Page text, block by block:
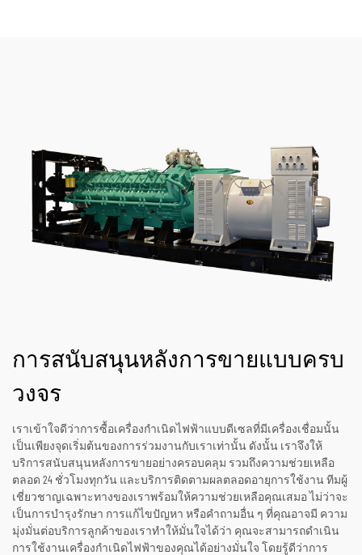
การสนับสนุนหลังการขายแบบครบ
วงจร
เราเข้าใจดีว่าการซื้อเครื่องกำเนิดไฟฟ้าแบบดีเซลที่มีเครื่องเชื่อมนั้น
เป็นเพียงจุดเริ่มต้นของการร่วมงานกับเราเท่านั้น ดังนั้น เราจึงให้
บริการสนับสนุนหลังการขายอย่างครอบคลุม รวมถึงความช่วยเหลือ
ตลอด 24 ชั่วโมงทุกวัน และบริการติดตามผลตลอดอายุการใช้งาน ทีมผู้
เชี่ยวชาญเฉพาะทางของเราพร้อมให้ความช่วยเหลือคุณเสมอ ไม่ว่าจะ
เป็นการบำรุงรักษา การแก้ไขปัญหา หรือคำถามอื่น ๆ ที่คุณอาจมี ความ
มุ่งมั่นต่อบริการลูกค้าของเราทำให้มั่นใจได้ว่า คุณจะสามารถดำเนิน
การใช้งานเครื่องกำเนิดไฟฟ้าของคุณได้อย่างมั่นใจ โดยรู้ดีว่าการ